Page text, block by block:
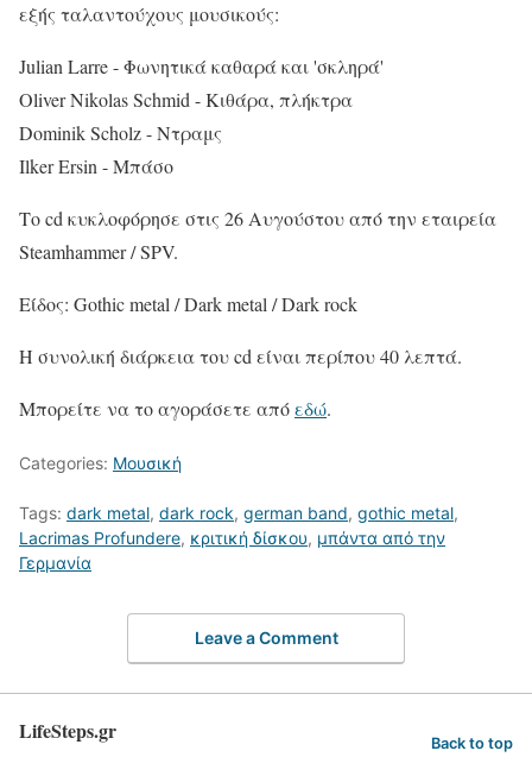
εξής ταλαντούχους μουσικούς:
Julian Larre - Φωνητικά καθαρά και 'σκληρά'
Oliver Nikolas Schmid - Κιθάρα, πλήκτρα
Dominik Scholz - Ντραμς
Ilker Ersin - Μπάσο
Το cd κυκλοφόρησε στις 26 Αυγούστου από την εταιρεία
Steamhammer / SPV.
Είδος: Gothic metal / Dark metal / Dark rock
Η συνολική διάρκεια του cd είναι περίπου 40 λεπτά.
Μπορείτε να το αγοράσετε απόεδώ.
Categories: Μουσική
Tags: dark metal, dark rock, german band, gothic metal,
Lacrimas Profundere, κριτική δίσκου, μπάντα από την
Γερμανία
Leave a Comment
LifeSteps.gr Back to top